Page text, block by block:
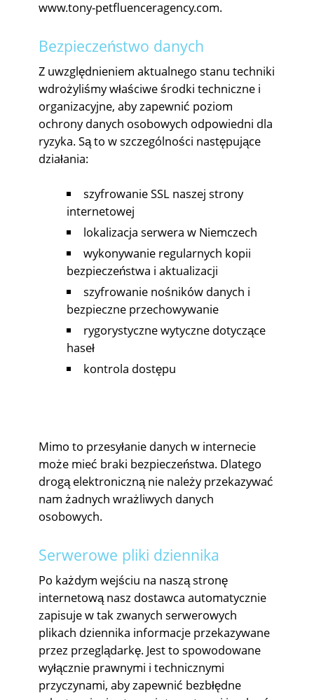
www.tony-petfluenceragency.com.
Bezpieczeństwo danych
Z uwzględnieniem aktualnego stanu techniki
wdrożyliśmy właściwe środki techniczne i
organizacyjne, aby zapewnić poziom
ochrony danych osobowych odpowiedni dla
ryzyka. Są to w szczególności następujące
działania:
szyfrowanie SSL naszej strony
internetowej
lokalizacja serwera w Niemczech
wykonywanie regularnych kopii
bezpieczeństwa i aktualizacji
szyfrowanie nośników danych i
bezpieczne przechowywanie
rygorystyczne wytyczne dotyczące
haseł
kontrola dostępu
Mimo to przesyłanie danych w internecie
może mieć braki bezpieczeństwa. Dlatego
drogą elektroniczną nie należy przekazywać
nam żadnych wrażliwych danych
osobowych.
Serwerowe pliki dziennika
Po każdym wejściu na naszą stronę
internetową nasz dostawca automatycznie
zapisuje w tak zwanych serwerowych
plikach dziennika informacje przekazywane
przez przeglądarkę. Jest to spowodowane
wyłącznie prawnymi i technicznymi
przyczynami, aby zapewnić bezbłędne